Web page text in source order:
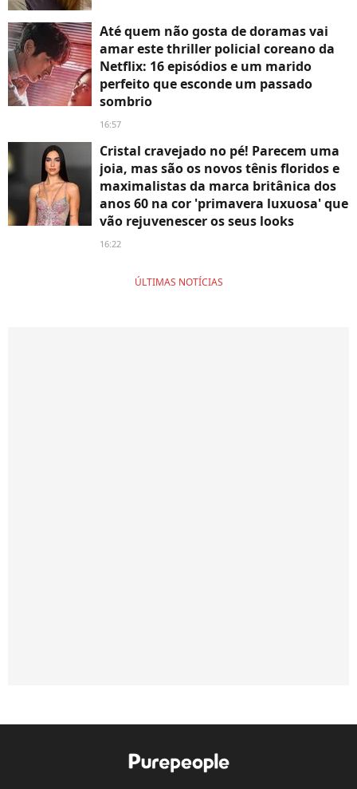
Até quem não gosta de doramas vai
amar este thriller policial coreano da
Netflix: 16 episódios e um marido
perfeito que esconde um passado
sombrio
16:57
Cristal cravejado no pé! Parecem uma
joia, mas são os novos tênis floridos e
maximalistas da marca britânica dos
anos 60 na cor 'primavera luxuosa' que
vão rejuvenescer os seus looks
16:22
ÚLTIMAS NOTÍCIAS